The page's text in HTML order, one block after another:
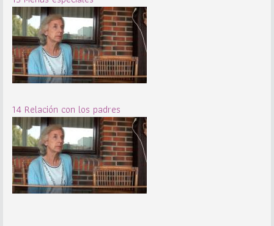
14 Relación con los padres